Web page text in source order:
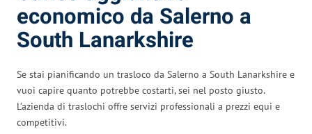
economico da Salerno a
South Lanarkshire
Se stai pianificando un trasloco da Salerno a South Lanarkshire e
vuoi capire quanto potrebbe costarti, sei nel posto giusto.
L’azienda di traslochi offre servizi professionali a prezzi equi e
competitivi.